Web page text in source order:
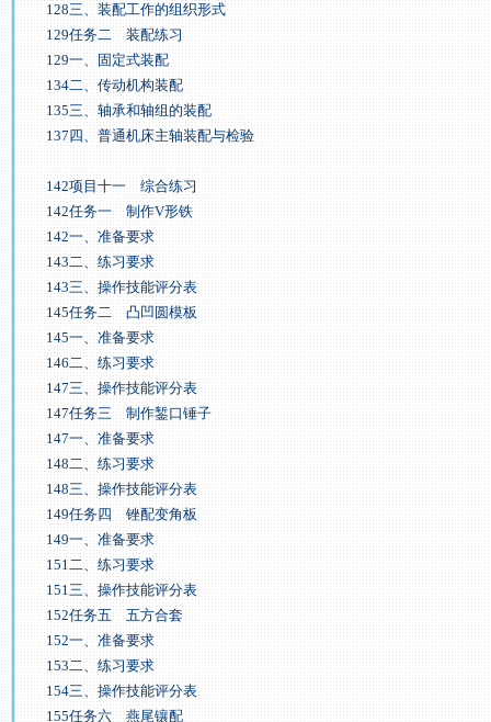
128三、装配工作的组织形式
129任务二 装配练习
129一、固定式装配
134二、传动机构装配
135三、轴承和轴组的装配
137四、普通机床主轴装配与检验
142项目十一 综合练习
142任务一 制作V形铁
142一、准备要求
143二、练习要求
143三、操作技能评分表
145任务二 凸凹圆模板
145一、准备要求
146二、练习要求
147三、操作技能评分表
147任务三 制作錾口锤子
147一、准备要求
148二、练习要求
148三、操作技能评分表
149任务四 锉配变角板
149一、准备要求
151二、练习要求
151三、操作技能评分表
152任务五 五方合套
152一、准备要求
153二、练习要求
154三、操作技能评分表
155任务六 燕尾镶配